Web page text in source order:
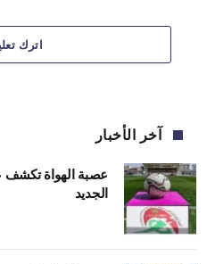
اترك
آخر الأخبار
عصبة الهواة تكشف
الجديد